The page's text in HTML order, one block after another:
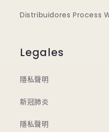
Distribuidores Process
Legales
隱私聲明
新冠肺炎
隱私聲明